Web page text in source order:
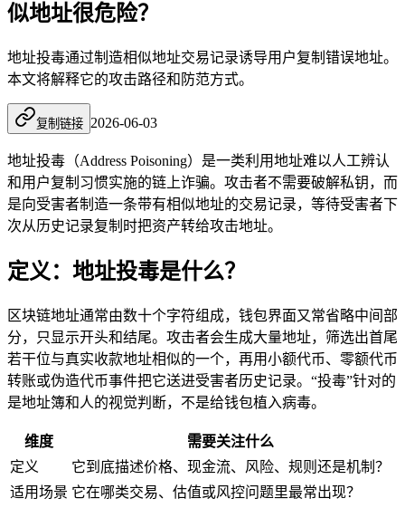
似地址很危险？
地址投毒通过制造相似地址交易记录诱导用户复制错误地址。
本文将解释它的攻击路径和防范方式。
复制链接 2026-06-03
地址投毒（Address Poisoning）是一类利用地址难以人工辨认
和用户复制习惯实施的链上诈骗。攻击者不需要破解私钥，而
是向受害者制造一条带有相似地址的交易记录，等待受害者下
次从历史记录复制时把资产转给攻击地址。
定义：地址投毒是什么？
区块链地址通常由数十个字符组成，钱包界面又常省略中间部
分，只显示开头和结尾。攻击者会生成大量地址，筛选出首尾
若干位与真实收款地址相似的一个，再用小额代币、零额代币
转账或伪造代币事件把它送进受害者历史记录。“投毒”针对的
是地址簿和人的视觉判断，不是给钱包植入病毒。
维度
需要关注什么
定义
它到底描述价格、现金流、风险、规则还是机制？
适用场景 它在哪类交易、估值或风控问题里最常出现？